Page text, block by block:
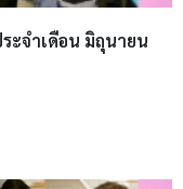
ะจำเดือน มิถุนายน